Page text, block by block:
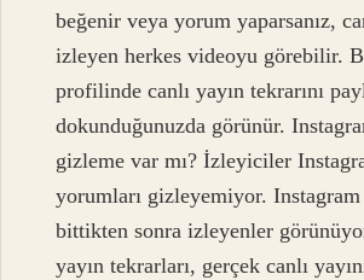
beğenir veya yorum yaparsanız,
izleyen herkes videoyu görebilir.
profilinde canlı yayın tekrarını
dokunduğunuzda görünür.
gizleme var mı? İzleyiciler
yorumları gizleyemiyor. Instagram
bittikten sonra izleyenler
yayın tekrarları, gerçek canlı